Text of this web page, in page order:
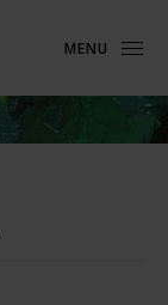
MENU